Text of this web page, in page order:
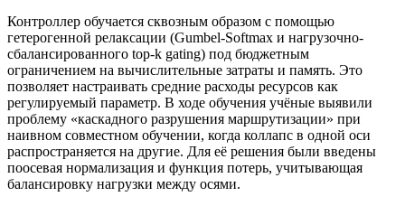
Контроллер обучается сквозным образом с помощью
гетерогенной релаксации (Gumbel-Softmax и нагрузочно-
сбалансированного top-k gating) под бюджетным
ограничением на вычислительные затраты и память. Это
позволяет настраивать средние расходы ресурсов как
регулируемый параметр. В ходе обучения учёные выявили
проблему «каскадного разрушения маршрутизации» при
наивном совместном обучении, когда коллапс в одной оси
распространяется на другие. Для её решения были введены
поосевая нормализация и функция потерь, учитывающая
балансировку нагрузки между осями.